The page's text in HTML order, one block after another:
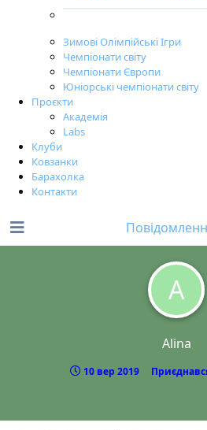
Зимові Олімпійські Ігри
Чемпіонати світу
Чемпіонати Європи
Юніорські чемпіонати світу
Проєкти
Академія
Labs
Клуби
Ковзанки
Барахолка
Контакти
A
Alina
10 вер 2019